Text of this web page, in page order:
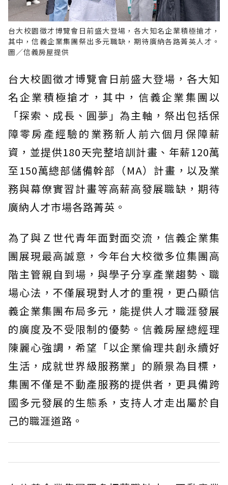
台大校園徵才博覽會日前盛大登場，各大知名企業積極搶才，
其中，信義企業集團祭出多元職缺，期待廣納各路菁英人才。
圖／信義房屋提供
台大校園徵才博覽會日前盛大登場，各大知
名企業積極搶才，其中，信義企業集團以
「探索、成長、圓夢」為主軸，祭出包括保
障零房產經驗的業務新人前六個月保障薪
資，並提供180天完整培訓計畫、年薪120萬
至150萬總部儲備幹部（MA）計畫，以及業
務與幕僚實習計畫等高薪高發展職缺，期待
廣納人才市場各路菁英。
為了與Ｚ世代青年面對面交流，信義企業集
團展現最高誠意，今年台大校徵多位集團高
階主管親自到場，與學子分享產業趨勢、職
場心法，不僅展現對人才的重視，更凸顯信
義企業集團布局多元，能提供人才職涯發展
的廣度及不受限制的優勢。信義房屋總經理
陳麗心強調，希望「以企業倫理共創永續好
生活，成就世界級服務業」的願景為目標，
集團不僅是不動產服務的提供者，更具備跨
國多元發展的生態系，支持人才走出屬於自
己的職涯道路。